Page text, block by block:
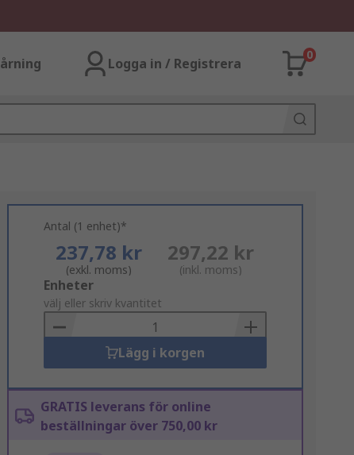
Logga in / Registrera
0
Antal (1 enhet)*
237,78 kr
(exkl. moms)
297,22 kr
(inkl. moms)
Add
to
Basket
Enheter
välj eller skriv kvantitet
Lägg i korgen
GRATIS leverans för online
beställningar över 750,00 kr